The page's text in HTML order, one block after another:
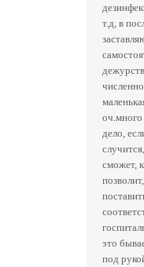
т.д, в
дело,
сможет,
это
под